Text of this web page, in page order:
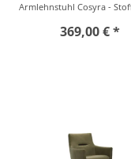
Armlehnstuhl Cosyra -
369,00 € *